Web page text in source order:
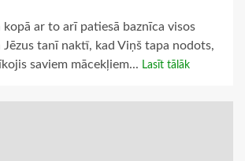
kopā ar to arī patiesā baznīca visos
Jēzus tanī naktī, kad Viņš tapa nodots,
saviem mācekļiem... Lasīt tālāk